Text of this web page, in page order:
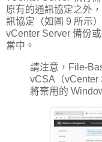
原有的通訊協定之外
訊協定（如圖 9 所示
vCenter Server 備份
當中。
請注意，File-
vCSA（vCenter
將棄用的